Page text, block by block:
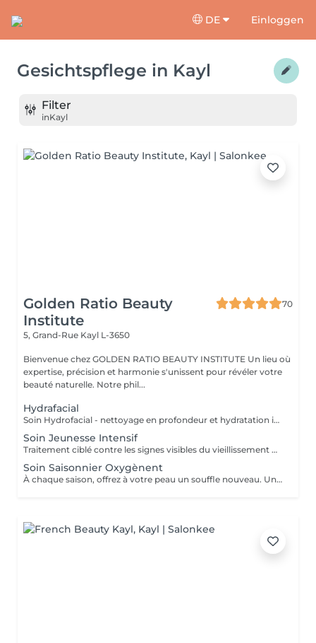
DE Einloggen
Gesichtspflege in Kayl
Filter
inKayl
Golden Ratio Beauty
Institute
70
5, Grand-Rue Kayl L-3650
Bienvenue chez GOLDEN RATIO BEAUTY INSTITUTE Un lieu où
expertise, précision et harmonie s'unissent pour révéler votre
beauté naturelle. Notre phil...
Hydrafacial
Soin Hydrofacial - nettoyage en profondeur et hydratation intense. Un soin innovant non invasif qui combine un nettoyage doux, une extraction par aspiration et une infusion de sérums actifs. Le traitement purifie la peau, resserre les pores, hydrate en profondeur et redonne immédiatement éclat et fraîcheur. Convient à tous les types de peau. Une peau propre, lisse et lumineuse - sans douleur, sans temps de récupération.
Soin Jeunesse Intensif
Traitement ciblé contre les signes visibles du vieillissement Rides Relâchement cutané Perte de fermeté Un soin haute performance qui agit en profondeur pour corriger les signes visibles du vieillissement. Grâce à des techniques expertes et des actifs puissants, ce traitement stimule la production de collagène, raffermit les tissus et lisse les rides. La peau retrouve tonicité, éclat et densité. Les contours du visage sont visiblement redessinés. Résultat : une peau plus ferme, plus lisse, visiblement rajeunie.
Soin Saisonnier Oxygènent
À chaque saison, offrez à votre peau un souffle nouveau. Un rituel réconfortant et surprenant, riche en textures, senteurs et sensations. Ce soin évolue au rythme des saisons pour répondre aux besoins spécifiques de votre peau : hydratation, éclat, tonus et vitalité. Un véritable moment de bien-être et de fraîcheur, qui ravive l'éclat naturel du teint et réveille les sens. Résultat : une peau ressourcée, lumineuse et parfaitement hydratée.